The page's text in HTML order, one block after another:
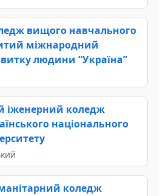
вищого навчального
міжнародний
людини “Україна”
іженерний коледж
національного
коледж